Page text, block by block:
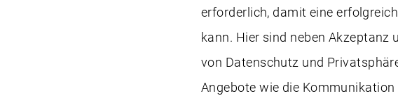
erforderlich, damit eine
kann. Hier sind neben Akzeptanz
von Datenschutz und
Angebote wie die